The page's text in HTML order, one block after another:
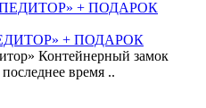
+ ПОДАРОК
Контейнерный замок
время ..